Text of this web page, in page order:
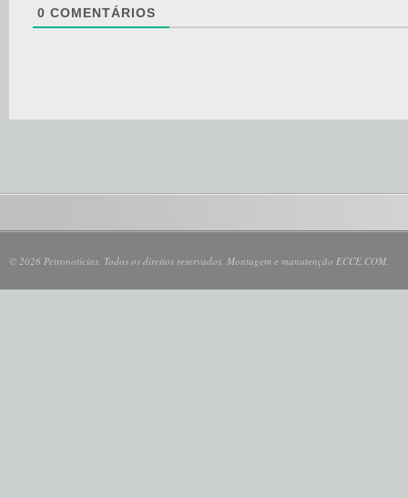
0 COMENTÁRIOS
© 2026 Petronotícias. Todos os direitos reservados. Montagem e manutenção ECCE.COM.